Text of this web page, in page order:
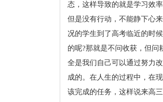
态，这样导致的就是学习效
但是没有行动，不能静下心
况的学生到了高考临近的时
的呢?那就是不问收获，但
全是我们自己可以通过努力
成的。在人生的过程中，在
该完成的任务，这样说来高